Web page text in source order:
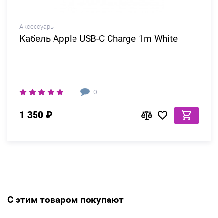
Аксессуары
Кабель Apple USB-C Charge 1m White
0
1 350 ₽
С этим товаром покупают